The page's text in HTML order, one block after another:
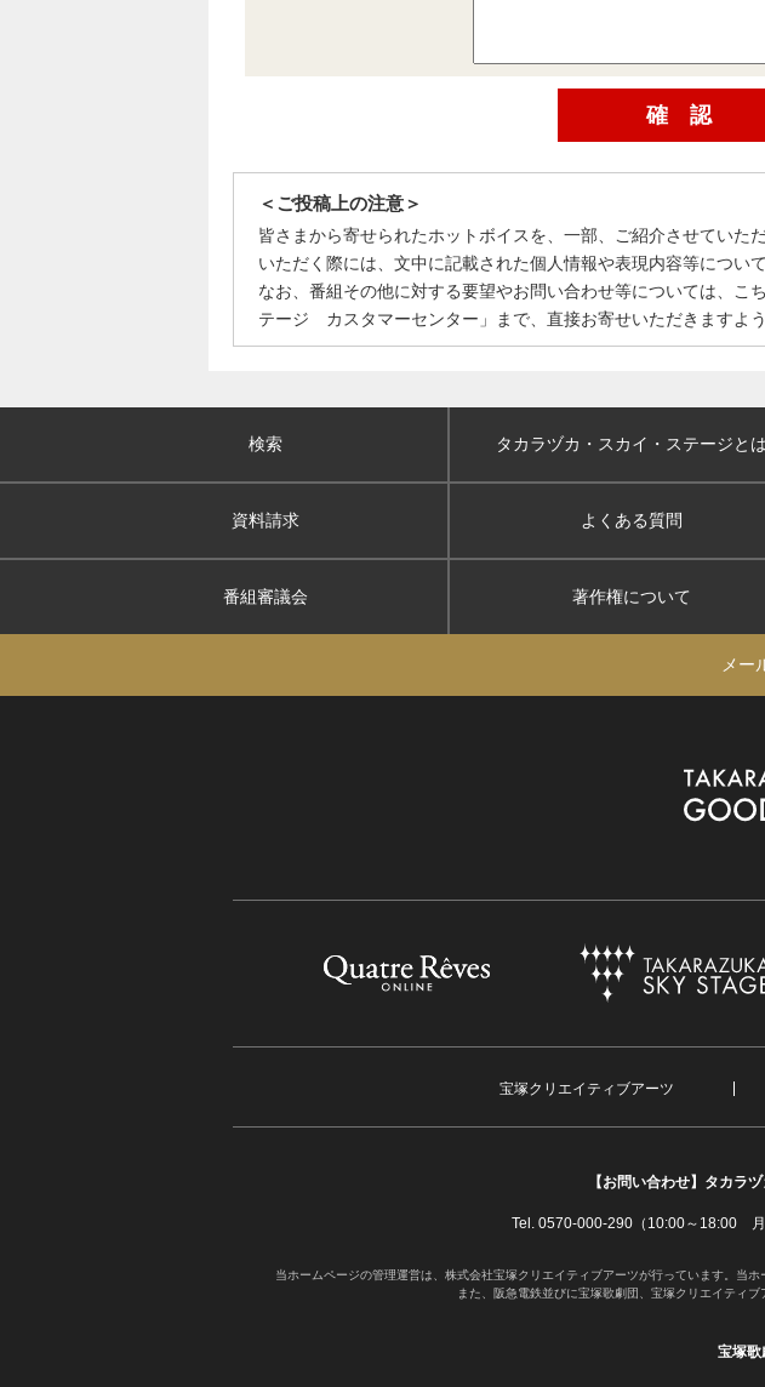
＜ご投稿上の注意＞
皆さまから寄せられたホットボイスを、一部、ご紹介させてい
いただく際には、文中に記載された個人情報や表現内容等につい
なお、番組その他に対する要望やお問い合わせ等については、こ
テージ カスタマーセンター」まで、直接お寄せいただきますよう
検索 タカラヅカ・スカイ ・ステージとは
資料請求 よくある質問
番組審議会 著作権について
メー
宝塚クリエイティブアーツ
【お問い合わせ】 タカラ
Tel. 0570-000-290（10:00～18:00 月
当ホームページの管理運営は、株式会社宝塚クリエイティブアーツが行っています。当
また、阪急電鉄並びに宝塚歌劇団、宝塚クリエイティ
宝塚歌